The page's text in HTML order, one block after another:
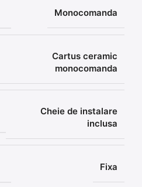
Monocomanda
Cartus ceramic
monocomanda
Cheie de instalare
inclusa
Fixa